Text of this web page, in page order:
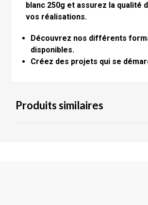
blanc 250g et assurez la qualité
vos réalisations.
Découvrez nos différents
disponibles.
Créez des projets qui se
Produits similaires